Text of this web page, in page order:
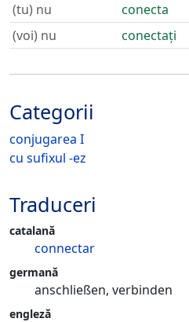
(tu) nu
conecta
(voi) nu
conectați
Categorii
conjugarea I
cu sufixul -ez
Traduceri
catalană
connectar
germană
anschließen, verbinden
engleză